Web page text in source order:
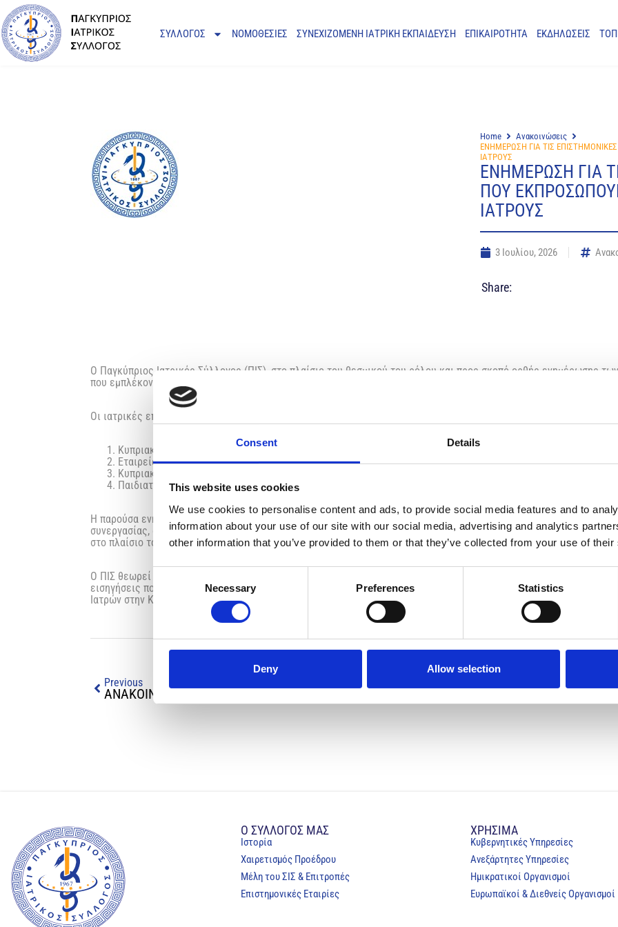
Consent Details
This website uses cookies
We use cookies to personalise content and ads, to provide social media features and to
information about your use of our site with our social media, advertising and analytics
other information that you’ve provided to them or that they’ve collected from your use of
Selection
Necessary Preferences Statistics
Deny Allow selection
ΣΥΛΛΟΓΟΣ ΝΟΜΟΘΕΣΙΕΣ ΣΥΝΕΧΙΖΟΜΕΝΗ ΙΑΤΡΙΚΗ ΕΚΠΑΙΔΕΥΣΗ ΕΠΙΚΑΙΡΟΤΗΤΑ ΕΚΔΗΛΩΣΕΙΣ
Home
Ανακοινώσεις
ΕΝΗΜΕΡΩΣΗ ΓΙΑ ΤΙΣ
ΙΑΤΡΟΥΣ
ΕΝΗΜΕΡΩΣΗ ΓΙΑ
ΠΟΥ
ΙΑΤΡΟΥΣ
3 Ιουλίου, 2026
Share:
Ο Παγκύπριος Ιατρικός Σύλλογος (ΠΙΣ), στο πλαίσιο του θεσμικού του ρόλου και προς σκοπό ορθής ενημέρωσης
που εμπλέκονται σε ζητήματα Πρωτοβάθμιας Φροντίδας Υγείας στο πλαίσιο του Γενικού Σχεδίου Υγείας (ΓεΣΥ),
Οι ιατρικές επιστημονικές εταιρείες που εκπροσωπούν τους Προσωπικούς Ιατρούς στο πλαίσιο του Γενικού
Κυπριακή Εταιρεία Προσωπικών Ιατρών
Εταιρεία Γενικής και Οικογενειακής Ιατρικής Κύπρου
Κυπριακή Εταιρεία Παθολογίας
Παιδιατρική Εταιρεία Κύπρου
Η παρούσα ενημέρωση αποσκοπεί στη διασφάλιση της ορθής και πλήρους θεσμικής εκπροσώπησης των
συνεργασίας, ανταλλαγής απόψεων, συμμετοχής σε επιτροπές, ομάδες εργασίας ή άλλες θεσμικές πρωτοβουλίες
στο πλαίσιο του ΓεΣΥ.
Ο ΠΙΣ θεωρεί ιδιαίτερα σημαντικό όπως, σε κάθε σχετική διαδικασία, λαμβάνεται υπόψη το σύνολο των πιο πάνω
εισηγήσεις που κατατίθενται να αποτυπώνουν κατά το δυνατόν πληρέστερα την επιστημονική, επαγγελματική και
Ιατρών στην Κύπρο.
Previous
ΑΝΑΚΟΙΝΩΣΗ Δ.Σ. ΠΑ.ΣΥ.Κ.Ι.
Ο ΣΥΛΛΟΓΟΣ ΜΑΣ
Ιστορία
Χαιρετισμός Προέδρου
Μέλη του ΣΙΣ & Επιτροπές
Επιστημονικές Εταιρίες
ΧΡΗΣΙΜΑ
Κυβερνητικές Υπηρεσίες
Ανεξάρτητες Υπηρεσίες
Ημικρατικοί Οργανισμοί
Ευρωπαϊκοί & Διεθνείς Οργανισμοί